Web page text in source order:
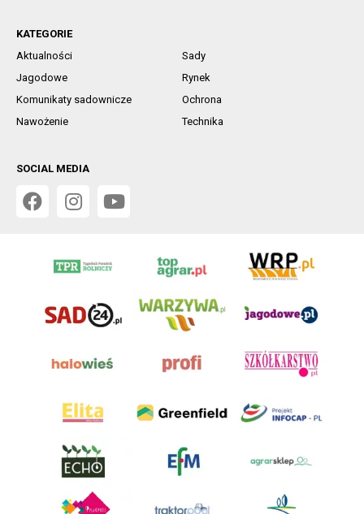
KATEGORIE
Aktualności
Sady
Jagodowe
Rynek
Komunikaty sadownicze
Ochrona
Nawożenie
Technika
SOCIAL MEDIA